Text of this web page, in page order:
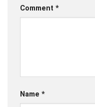
Comment *
Name *